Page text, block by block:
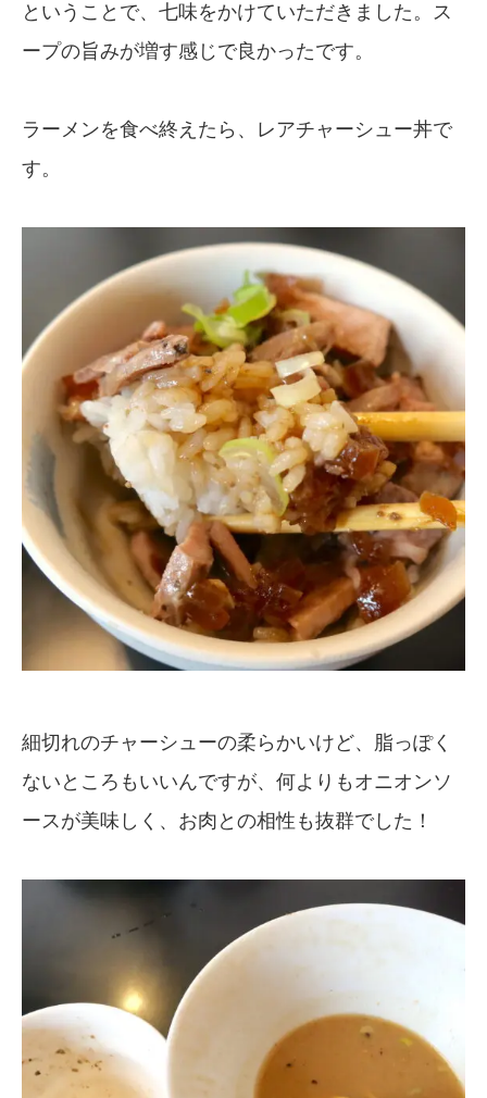
ということで、七味をかけていただきました。ス
ープの旨みが増す感じで良かったです。
ラーメンを食べ終えたら、レアチャーシュー丼で
す。
細切れのチャーシューの柔らかいけど、脂っぽく
ないところもいいんですが、何よりもオニオンソ
ースが美味しく、お肉との相性も抜群でした！